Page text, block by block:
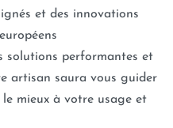
et des innovations
solutions performantes et
artisan saura vous guider
mieux à votre usage et